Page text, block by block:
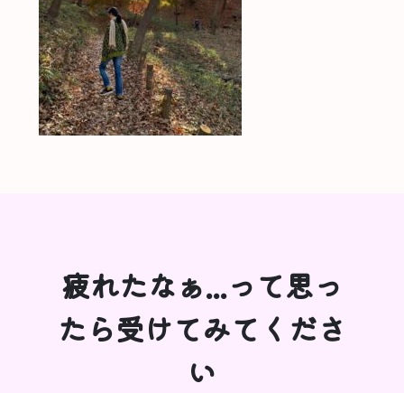
疲れたなぁ...って思っ
たら受けてみてくださ
い